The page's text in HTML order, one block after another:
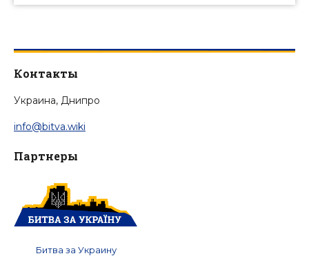
Контакты
Украина, Днипро
info@bitva.wiki
Партнеры
Битва за Украину